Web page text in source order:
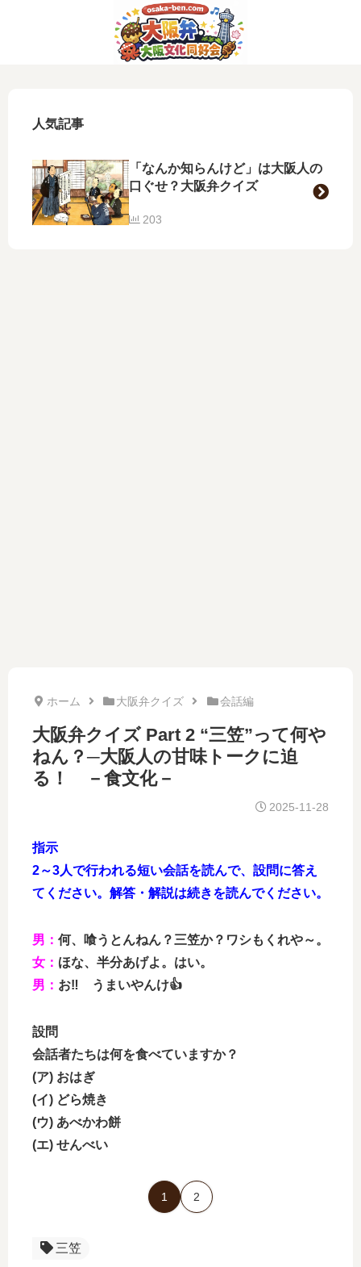
人気記事
「なんか知らんけど」は大阪人の
口ぐせ？大阪弁クイズ
203
ホーム 大阪弁クイズ 会話編
大阪弁クイズ Part 2 “三笠”って何や
ねん？─大阪人の甘味トークに迫
る！ －食文化－
2025-11-28
指示
2～3人で行われる短い会話を読んで、設問に答え
てください。解答・解説は続きを読んでください。
男： 何、喰うとんねん？三笠か？ワシもくれや～。
女： ほな、半分あげよ。はい。
男： お‼ うまいやんけ👍
設問
会話者たちは何を食べていますか？
(ア) おはぎ
(イ) どら焼き
(ウ) あべかわ餅
(エ) せんべい
1 2
三笠